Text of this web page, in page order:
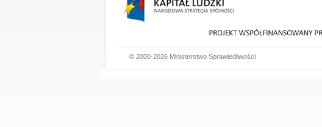
© 2000-2026 Ministerstwo Sprawiedliwości